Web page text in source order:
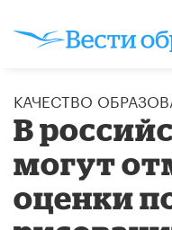
КАЧЕСТВО
В
могут
оценки